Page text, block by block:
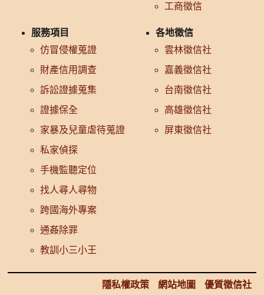
工商徵信
服務項目
仿冒侵權蒐證
財產信用調查
訴訟證據蒐集
證據保全
家暴及兒童虐待蒐證
私家偵探
手機監聽定位
找人尋人尋物
跨國海外專案
通姦除罪
教訓小三小王
各地徵信
雲林徵信社
嘉義徵信社
台南徵信社
高雄徵信社
屏東徵信社
優質徵信社
網站地圖
隱私權政策